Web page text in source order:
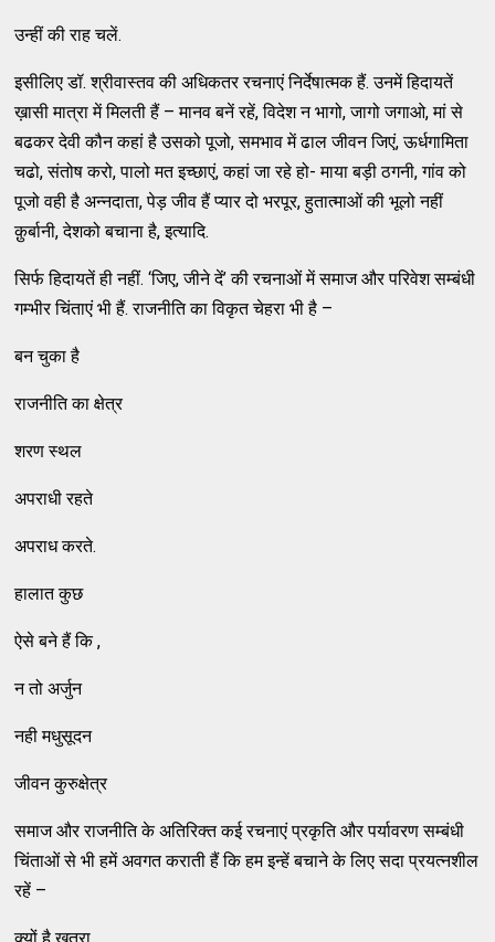
उन्हीं की राह चलें.
इसीलिए डॉ. श्रीवास्तव की अधिकतर रचनाएं निर्देषात्मक हैं. उनमें हिदायतें
ख़ासी मात्रा में मिलती हैं – मानव बनें रहें, विदेश न भागो, जागो जगाओ, मां से
बढकर देवी कौन कहां है उसको पूजो, समभाव में ढाल जीवन जिएं, ऊर्धगामिता
चढो, संतोष करो, पालो मत इच्छाएं, कहां जा रहे हो- माया बड़ी ठगनी, गांव को
पूजो वही है अन्नदाता, पेड़ जीव हैं प्यार दो भरपूर, हुतात्माओं की भूलो नहीं
क़ुर्बानी, देशको बचाना है, इत्यादि.
सिर्फ हिदायतें ही नहीं. ‘जिए, जीने दें’ की रचनाओं में समाज और परिवेश सम्बंधी
गम्भीर चिंताएं भी हैं. राजनीति का विकृत चेहरा भी है –
बन चुका है
राजनीति का क्षेत्र
शरण स्थल
अपराधी रहते
अपराध करते.
हालात कुछ
ऐसे बने हैं कि ,
न तो अर्जुन
नही मधुसूदन
जीवन कुरुक्षेत्र
समाज और राजनीति के अतिरिक्त कई रचनाएं प्रकृति और पर्यावरण सम्बंधी
चिंताओं से भी हमें अवगत कराती हैं कि हम इन्हें बचाने के लिए सदा प्रयत्नशील
रहें –